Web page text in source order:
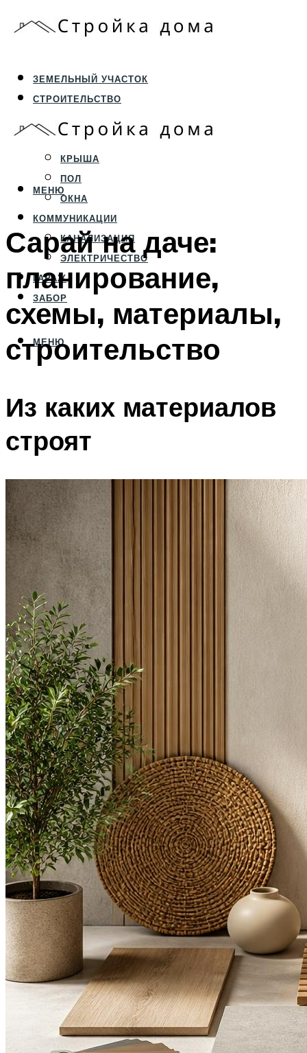
ЗЕМЕЛЬНЫЙ УЧАСТОК
СТРОИТЕЛЬСТВО
ФУНДАМЕНТ И ЦОКОЛЬ
ПЕРЕКРЫТИЯ И СТЕНЫ
КРЫША
ПОЛ
ОКНА
КОММУНИКАЦИИ
КАНАЛИЗАЦИЯ
ЭЛЕКТРИЧЕСТВО
ГАРАЖ
ЗАБОР
МЕНЮ
МЕНЮ
Сарай на даче:
планирование,
схемы, материалы,
строительство
Из каких материалов
строят